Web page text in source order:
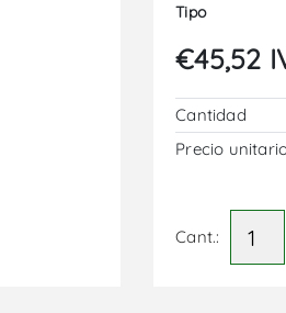
Tipo
€45,52
Cantidad
Precio
Cant.: